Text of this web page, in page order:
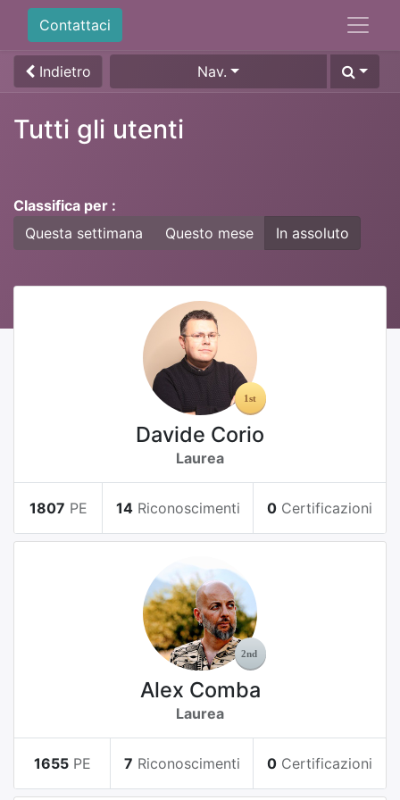
Contattaci
Indietro Nav.
Tutti gli utenti
Classifica per :
Questa settimana
Questo mese In assoluto
Davide Corio
Laurea
1807 PE 14 Riconoscimenti 0 Certificazioni
Alex Comba
Laurea
1655 PE 7 Riconoscimenti 0 Certificazioni